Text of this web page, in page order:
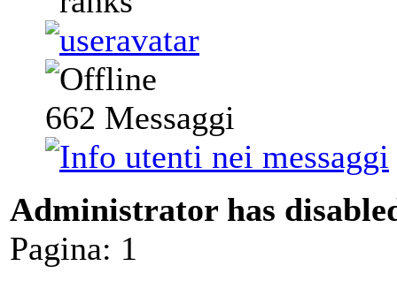
662 Messaggi
Administrator has
Pagina: 1